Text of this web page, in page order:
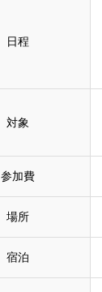
日程
対象
参加費
場所
宿泊